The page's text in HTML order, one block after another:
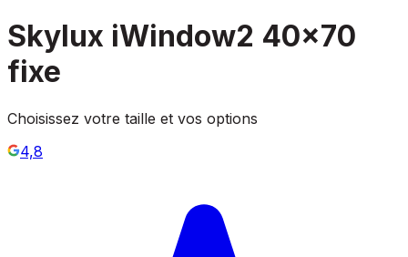
Skylux iWindow2 40x70
fixe
Choisissez votre taille et vos options
4,8